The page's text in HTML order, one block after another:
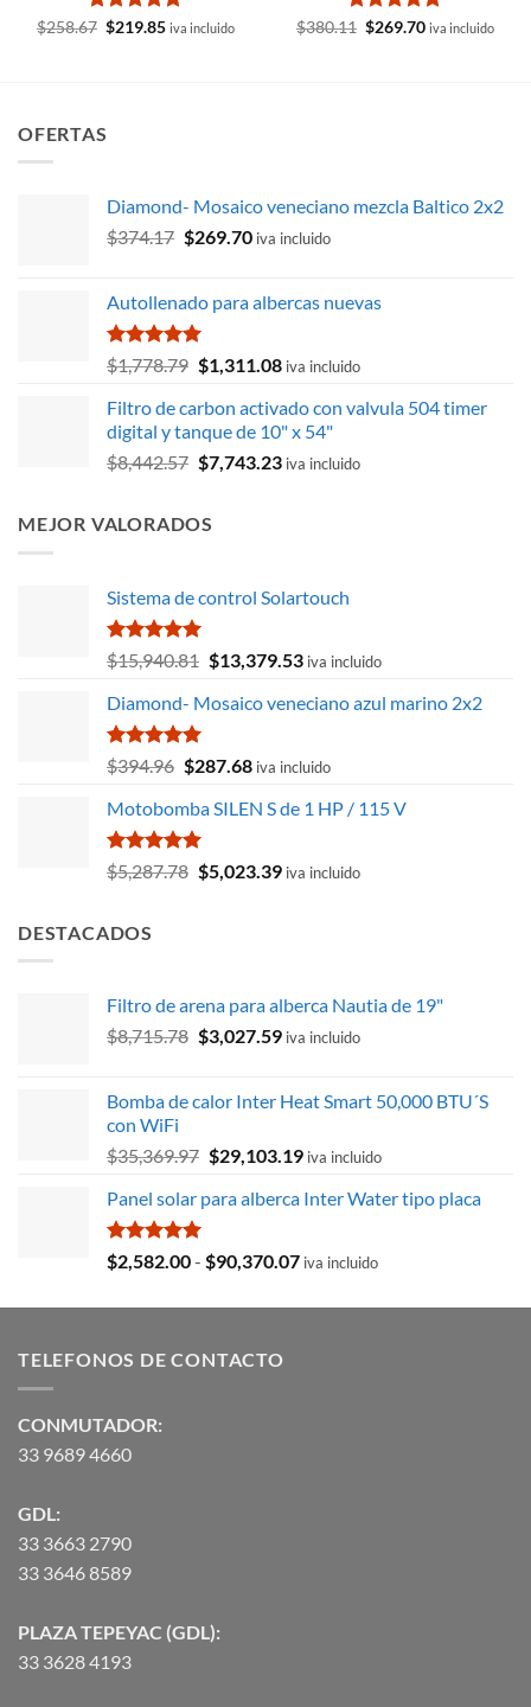
Valorado
$258.67 El
$219.85Eliva incluido
Valorado
$380.11 El
$269.70Eliva incluido
OFERTAS
Diamond- Mosaico veneciano mezcla Baltico 2x2
$374.17 El
era:
$374.17.
$269.70El
es:
iva incluido
Autollenado para albercas nuevas
Valorado
con
de 5
$1,778.79 El
original
era:
$1,778.79.
$1,311.08El
actual
es:
$1,311.08.
iva incluido
Filtro de carbon activado con valvula 504 timer
digital y tanque de 10" x 54"
$8,442.57 El
era:
$7,743.23Eliva incluido
MEJOR VALORADOS
Sistema de control Solartouch
Valorado
con
de 5
$15,940.81 El
original
$15,940.81.
$13,379.53El
actual
$13,379.53.
iva incluido
Diamond- Mosaico veneciano azul marino 2x2
Valorado
con
de 5
$394.96 El
original
era:
$394.96.
$287.68El
actual
$287.68.
iva incluido
Motobomba SILEN S de 1 HP / 115 V
Valorado
con
$5,287.78 El
$5,023.39Eliva incluido
DESTACADOS
Filtro de arena para alberca Nautia de 19"
$8,715.78 El
era:
$3,027.59El
es:
iva incluido
Bomba de calor Inter Heat Smart 50,000 BTU´S
con WiFi
$35,369.97 El
original
$35,369.97.
$29,103.19El
actual
$29,103.19.
iva incluido
Panel solar para alberca Inter Water tipo placa
Valorado
con
$2,582.00- $90,370.07Rango
precios:
iva incluido
TELEFONOS DE CONTACTO
CONMUTADOR:
33 9689 4660
GDL:
33 3663 2790
33 3646 8589
PLAZA TEPEYAC (GDL):
33 3628 4193